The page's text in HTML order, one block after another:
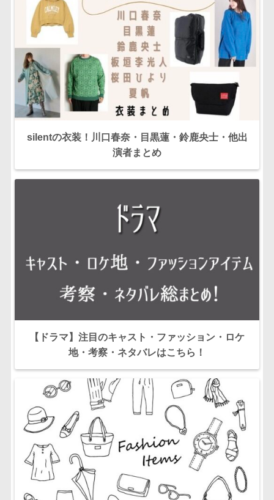
silentの衣装！川口春奈・目黒蓮・鈴鹿央士・他出
演者まとめ
【ドラマ】注目のキャスト・ファッション・ロケ
地・考察・ネタバレはこちら！